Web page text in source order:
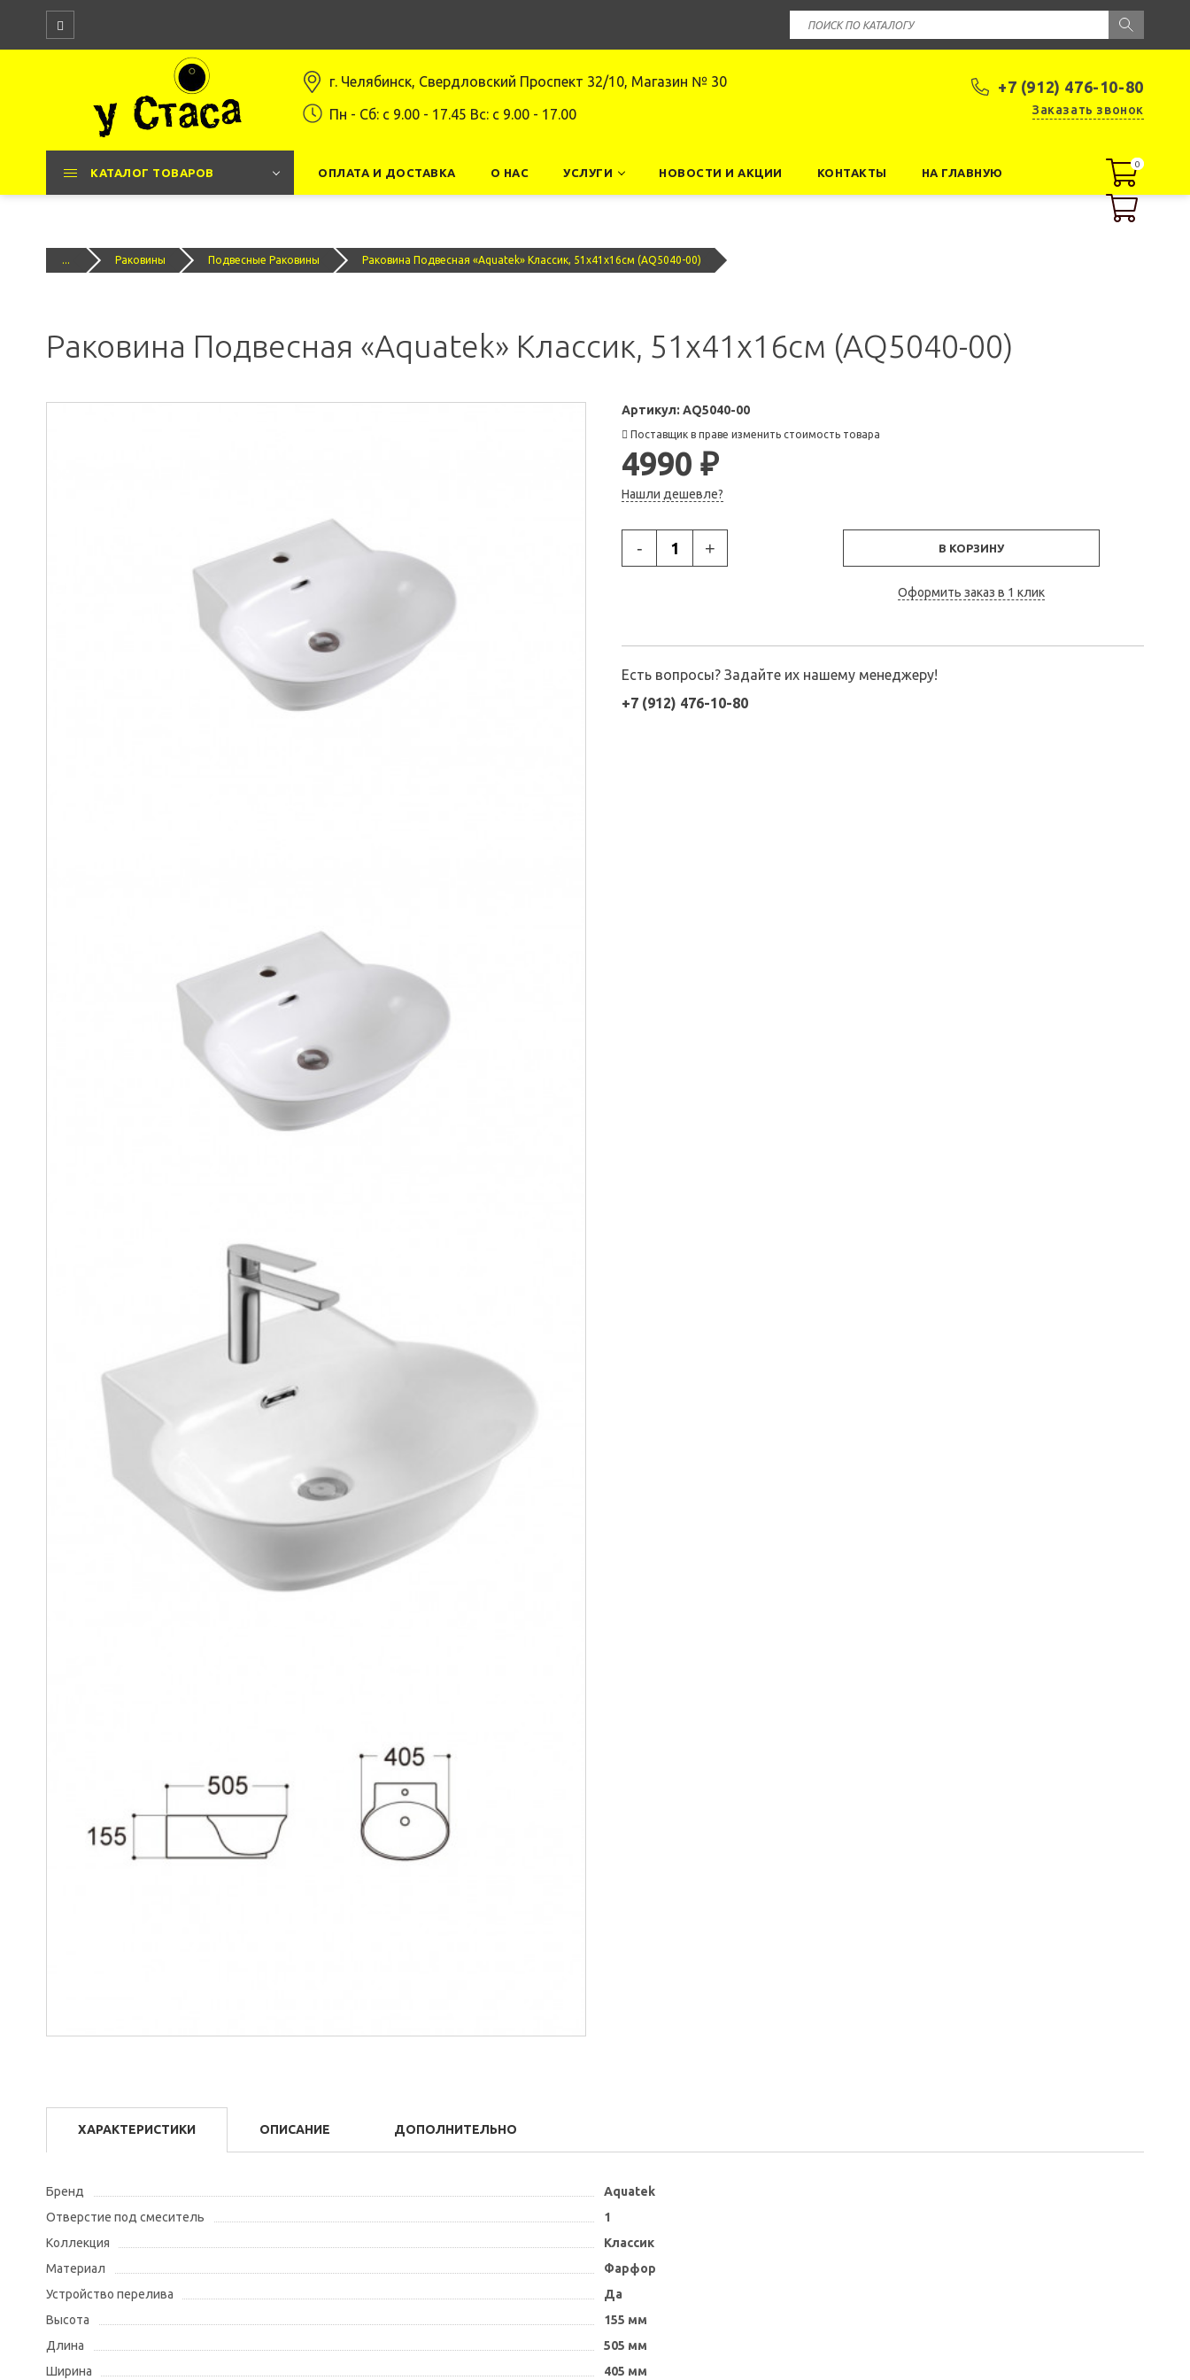
+7 (912) 476-10-80
Заказать звонок
г. Челябинск, Свердловский Проспект 32/10, Магазин № 30
Пн - Сб: c 9.00 - 17.45 Вс: c 9.00 - 17.00
КАТАЛОГ ТОВАРОВ ОПЛАТА И ДОСТАВКА О НАС УСЛУГИ НОВОСТИ И АКЦИИ КОНТАКТЫ НА ГЛАВНУЮ
0
0
... Раковины Подвесные Раковины Раковина Подвесная «Aquatek» Классик, 51x41x16см (AQ5040-00)
Раковина Подвесная «Aquatek» Классик, 51x41x16см (AQ5040-00)
Артикул: AQ5040-00
Поставщик в праве изменить стоимость товара
4990 ₽
Нашли дешевле?
- + В КОРЗИНУ
Оформить заказ в 1 клик
Есть вопросы? Задайте их нашему менеджеру!
+7 (912) 476-10-80
ХАРАКТЕРИСТИКИ ОПИСАНИЕ ДОПОЛНИТЕЛЬНО
Бренд
Aquatek
Отверстие под смеситель
1
Коллекция
Классик
Материал
Фарфор
Устройство перелива
Да
Высота
155 мм
Длина
505 мм
Ширина
405 мм